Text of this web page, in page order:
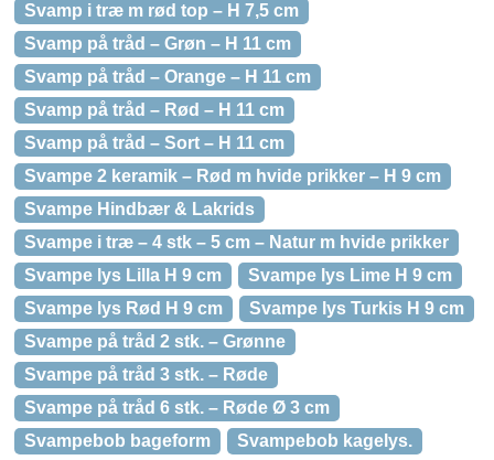
Svamp i træ m rød top – H 7,5 cm
Svamp på tråd – Grøn – H 11 cm
Svamp på tråd – Orange – H 11 cm
Svamp på tråd – Rød – H 11 cm
Svamp på tråd – Sort – H 11 cm
Svampe 2 keramik – Rød m hvide prikker – H 9 cm
Svampe Hindbær & Lakrids
Svampe i træ – 4 stk – 5 cm – Natur m hvide prikker
Svampe lys Lilla H 9 cm
Svampe lys Lime H 9 cm
Svampe lys Rød H 9 cm
Svampe lys Turkis H 9 cm
Svampe på tråd 2 stk. – Grønne
Svampe på tråd 3 stk. – Røde
Svampe på tråd 6 stk. – Røde Ø 3 cm
Svampebob bageform
Svampebob kagelys.